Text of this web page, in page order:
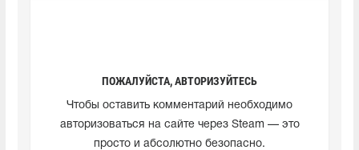
ПОЖАЛУЙСТА, АВТОРИЗУЙТЕСЬ
Чтобы оставить комментарий необходимо
авторизоваться на сайте через Steam — это
просто и абсолютно безопасно.